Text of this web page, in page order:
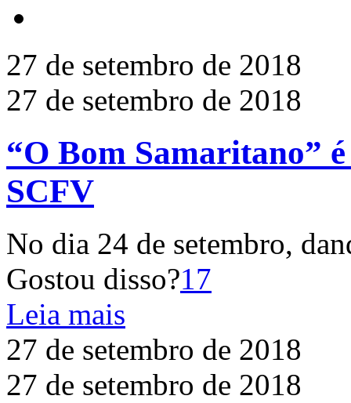
27 de setembro de 2018
27 de setembro de 2018
“O Bom Samaritano”
SCFV
No dia 24 de setembro,
Gostou disso?17
Leia mais
27 de setembro de 2018
27 de setembro de 2018